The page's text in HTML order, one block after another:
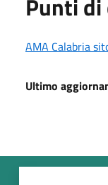
Punti
AMA Calabria
Ultimo